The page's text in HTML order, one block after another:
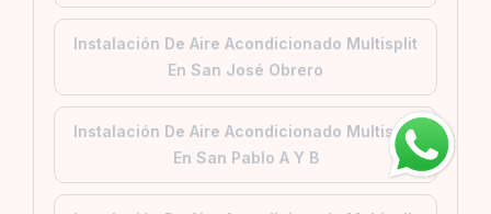
Instalación De Aire Acondicionado Multisplit
En San José Obrero
Instalación De Aire Acondicionado Multisplit
En San Pablo A Y B